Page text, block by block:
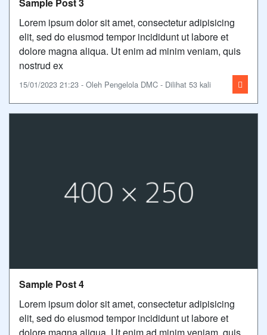
Lorem ipsum dolor sit amet, consectetur adipisicing
elit, sed do eiusmod tempor incididunt ut labore et
dolore magna aliqua. Ut enim ad minim veniam, quis
nostrud ex
15/01/2023 21:23 - Oleh Pengelola DMC - Dilihat 53 kali
Sample Post 4
Lorem ipsum dolor sit amet, consectetur adipisicing
elit, sed do eiusmod tempor incididunt ut labore et